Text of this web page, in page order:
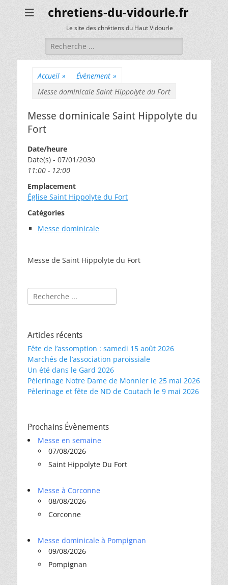
chretiens-du-vidourle.fr
Le site des chrétiens du Haut Vidourle
Rechercher :
Accueil » Évènement »
Messe dominicale Saint Hippolyte du Fort
Messe dominicale Saint Hippolyte du
Fort
Date/heure
Date(s) - 07/01/2030
11:00 - 12:00
Emplacement
Église Saint Hippolyte du Fort
Catégories
Messe dominicale
Messe de Saint Hippolyte du Fort
Rechercher :
Articles récents
Fête de l’assomption : samedi 15 août 2026
Marchés de l’association paroissiale
Un été dans le Gard 2026
Pèlerinage Notre Dame de Monnier le 25 mai 2026
Pèlerinage et fête de ND de Coutach le 9 mai 2026
Prochains Évènements
Messe en semaine
07/08/2026
Saint Hippolyte Du Fort
Messe à Corconne
08/08/2026
Corconne
Messe dominicale à Pompignan
09/08/2026
Pompignan